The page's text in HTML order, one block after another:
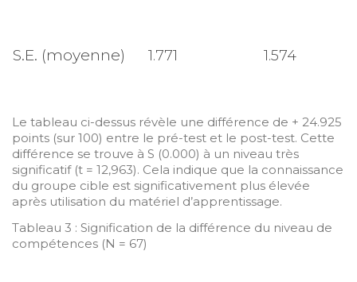
S.E. (moyenne) 1.771 1.574
Le tableau ci-dessus révèle une différence de + 24.925
points (sur 100) entre le pré-test et le post-test. Cette
différence se trouve à S (0.000) à un niveau très
significatif (t = 12,963). Cela indique que la connaissance
du groupe cible est significativement plus élevée
après utilisation du matériel d’apprentissage.
Tableau 3 : Signification de la différence du niveau de
compétences (N = 67)